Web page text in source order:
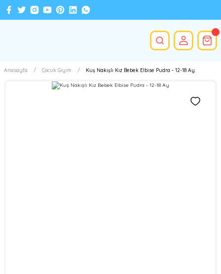
Anasayfa Çocuk Giyim Kuş Nakışlı Kız Bebek Elbise Pudra - 12-18 Ay